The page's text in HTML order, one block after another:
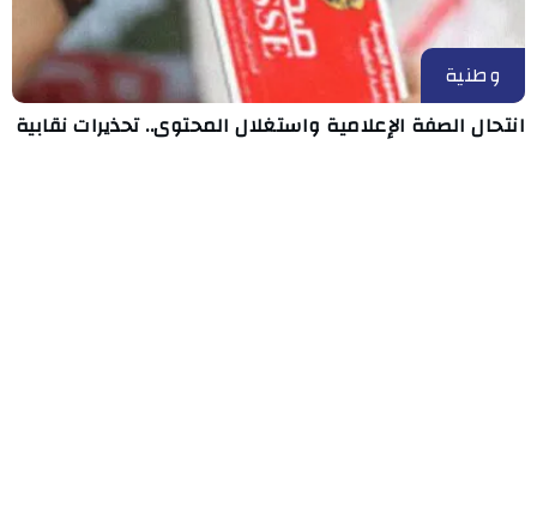
وطنية
انتحال الصفة الإعلامية واستغلال المحتوى.. تحذيرات نقابية